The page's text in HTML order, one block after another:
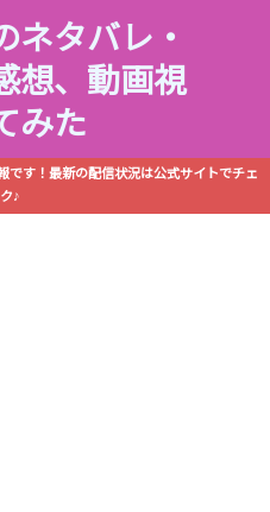
ネタバレ・
想、動画視
みた
です！最新の配信状況は公式サイトでチェ
♪